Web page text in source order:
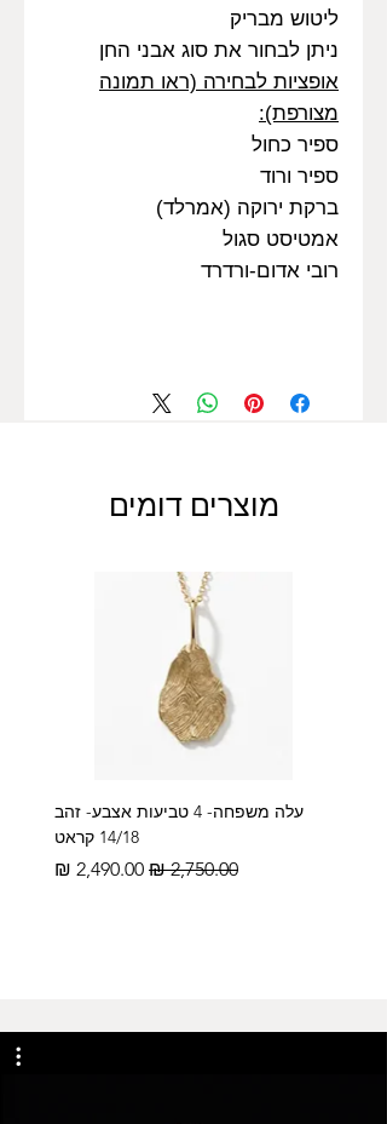
ליטוש מבריק
ניתן לבחור את סוג אבני החן
אופציות לבחירה (ראו תמונה
מצורפת):
ספיר כחול
ספיר ורוד
ברקת ירוקה (אמרלד)
אמטיסט סגול
רובי אדום-ורדרד
מוצרים דומים
עלה משפחה- 4 טביעות אצבע- זהב
14/18 קראט
מחיר רגיל מחיר מבצע